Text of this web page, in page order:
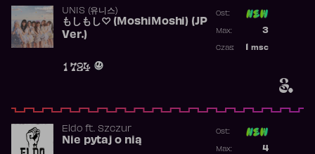
3.
UNIS (유니스)
もしもし♡ (MoshiMoshi) (JP
Ver.)
1 724
Ost:
3
Max:
msc
Czas:
Eldoft. Szczur
Nie pytaj o nią
Ost:
4
Max: